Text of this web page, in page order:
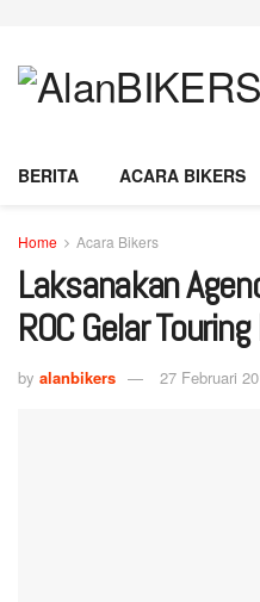
BERITA ACARA BIKERS
Home Acara Bikers
Laksanakan
ROC Gelar
by alanbikers 27 Februari